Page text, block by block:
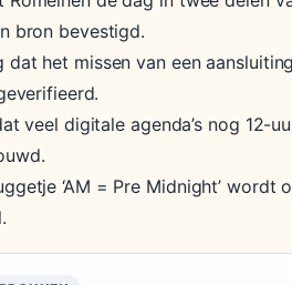
bron bevestigd.
dat het missen van een
veel digitale agenda’s nog 12-
‘AM = Pre Midnight’ wordt